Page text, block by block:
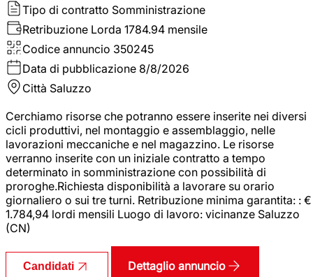
Tipo di contratto Somministrazione
Retribuzione Lorda 1784.94 mensile
Codice annuncio 350245
Data di pubblicazione 8/8/2026
Città Saluzzo
Cerchiamo risorse che potranno essere inserite nei diversi
cicli produttivi, nel montaggio e assemblaggio, nelle
lavorazioni meccaniche e nel magazzino. Le risorse
verranno inserite con un iniziale contratto a tempo
determinato in somministrazione con possibilità di
proroghe.Richiesta disponibilità a lavorare su orario
giornaliero o sui tre turni. Retribuzione minima garantita: : €
1.784,94 lordi mensili Luogo di lavoro: vicinanze Saluzzo
(CN)
Candidati Dettaglio annuncio